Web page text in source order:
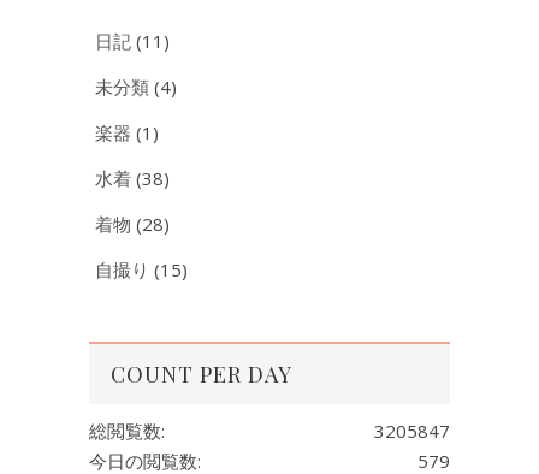
日記 (11)
未分類 (4)
楽器 (1)
水着 (38)
着物 (28)
自撮り (15)
COUNT PER DAY
3205847
総閲覧数:
579
今日の閲覧数: